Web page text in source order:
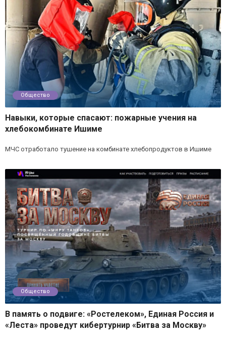
Общество
Навыки, которые спасают: пожарные учения на
хлебокомбинате Ишиме
МЧС отработало тушение на комбинате хлебопродуктов в Ишиме
Общество
В память о подвиге: «Ростелеком», Единая Россия и
«Леста» проведут кибертурнир «Битва за Москву»